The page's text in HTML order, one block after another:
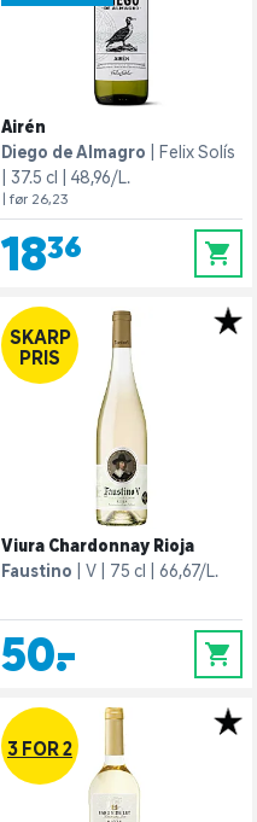
Airén
Diego de Almagro
Felix Solís
37.5 cl
48,96/L.
| før 26,23
18,36 0
SKARP
PRIS
Viura Chardonnay Rioja
Faustino
V 75 cl 66,67/L.
50,- 0
3 FOR 2